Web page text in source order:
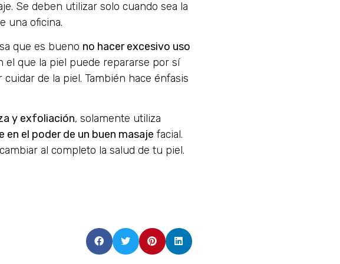
Se deben utilizar solo cuando sea la
una oficina.
que es bueno no hacer excesivo uso
el que la piel puede repararse por sí
de la piel. También hace énfasis
y exfoliación, solamente utiliza
en el poder de un buen masaje facial.
al completo la salud de tu piel.